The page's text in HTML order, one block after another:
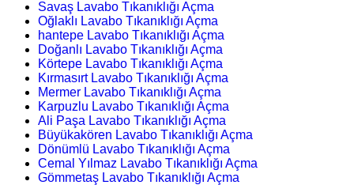
Savaş Lavabo Tıkanıklığı Açma
Oğlaklı Lavabo Tıkanıklığı Açma
hantepe Lavabo Tıkanıklığı Açma
Doğanlı Lavabo Tıkanıklığı Açma
Körtepe Lavabo Tıkanıklığı Açma
Kırmasırt Lavabo Tıkanıklığı Açma
Mermer Lavabo Tıkanıklığı Açma
Karpuzlu Lavabo Tıkanıklığı Açma
Ali Paşa Lavabo Tıkanıklığı Açma
Büyükakören Lavabo Tıkanıklığı Açma
Dönümlü Lavabo Tıkanıklığı Açma
Cemal Yılmaz Lavabo Tıkanıklığı Açma
Gömmetaş Lavabo Tıkanıklığı Açma